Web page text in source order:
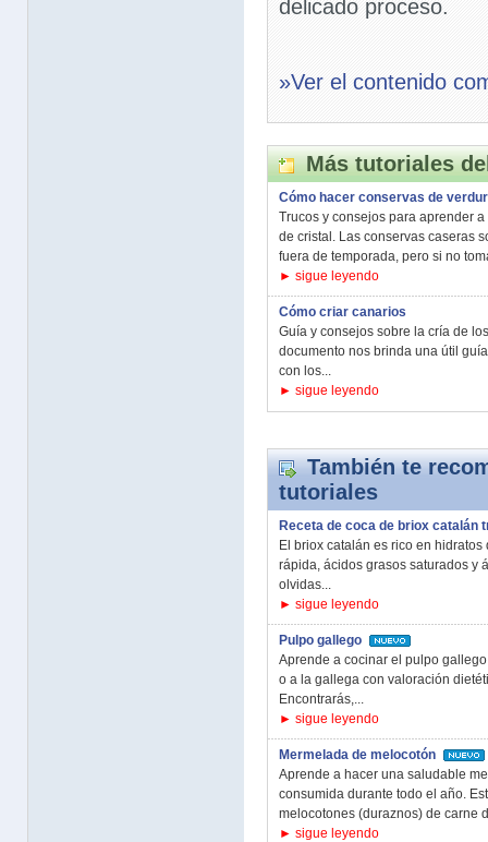
delicado proceso.
»Ver el contenido
Más tutoriales
Cómo hacer conservas de
Trucos y consejos para aprender
de cristal. Las conservas caseras
fuera de temporada, pero si no
► sigue leyendo
Cómo criar canarios
Guía y consejos sobre la cría de
documento nos brinda una útil
con los...
► sigue leyendo
También te
tutoriales
Receta de coca de briox catalán
El briox catalán es rico en
rápida, ácidos grasos saturados y
olvidas...
► sigue leyendo
Pulpo gallego
Aprende a cocinar el pulpo
o a la gallega con valoración
Encontrarás,...
► sigue leyendo
Mermelada de melocotón
Aprende a hacer una saludable
consumida durante todo el año.
melocotones (duraznos) de carne
► sigue leyendo